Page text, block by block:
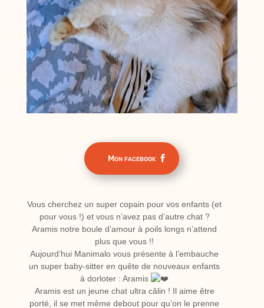
Mon facebook
Vous cherchez un super copain pour vos enfants (et
pour vous !) et vous n’avez pas d’autre chat ?
Aramis notre boule d’amour à poils longs n’attend
plus que vous !!
Aujourd’hui Manimalo vous présente à l’embauche
un super baby-sitter en quête de nouveaux enfants
à dorloter : Aramis
Aramis est un jeune chat ultra câlin ! Il aime être
porté, il se met même debout pour qu’on le prenne